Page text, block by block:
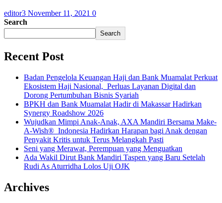
editor3 November 11, 2021 0
Search
Search
Recent Post
Badan Pengelola Keuangan Haji dan Bank Muamalat Perkuat
Ekosistem Haji Nasional, Perluas Layanan Digital dan
Dorong Pertumbuhan Bisnis Syariah
BPKH dan Bank Muamalat Hadir di Makassar Hadirkan
Synergy Roadshow 2026
Wujudkan Mimpi Anak-Anak, AXA Mandiri Bersama Make-
A-Wish® Indonesia Hadirkan Harapan bagi Anak dengan
Penyakit Kritis untuk Terus Melangkah Pasti
Seni yang Merawat, Perempuan yang Menguatkan
Ada Wakil Dirut Bank Mandiri Taspen yang Baru Setelah
Rudi As Aturridha Lolos Uji OJK
Archives